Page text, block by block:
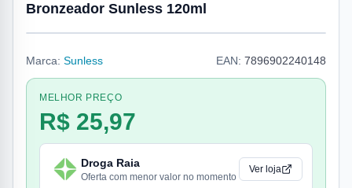
Bronzeador Sunless 120ml
Marca: Sunless EAN: 7896902240148
MELHOR PREÇO
R$ 25,97
Droga Raia
Oferta com menor valor no momento
Ver loja